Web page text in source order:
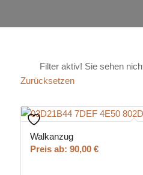
Filter aktiv! Sie sehen
Zurücksetzen
Walkanzug
Preis ab: 90,00 €